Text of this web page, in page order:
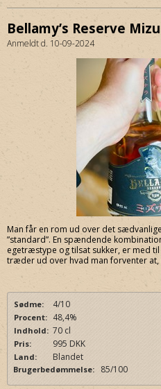
Bellamy’s Reserve
Anmeldt d. 10-09-2024
Man får en rom ud over det
”standard”. En spændende
egetræstype og tilsat sukker, er med
træder ud over hvad man forventer
Sødme: 4/10
Procent: 48,4%
Indhold: 70 cl
Pris: 995 DKK
Land: Blandet
Brugerbedømmelse: 85/100